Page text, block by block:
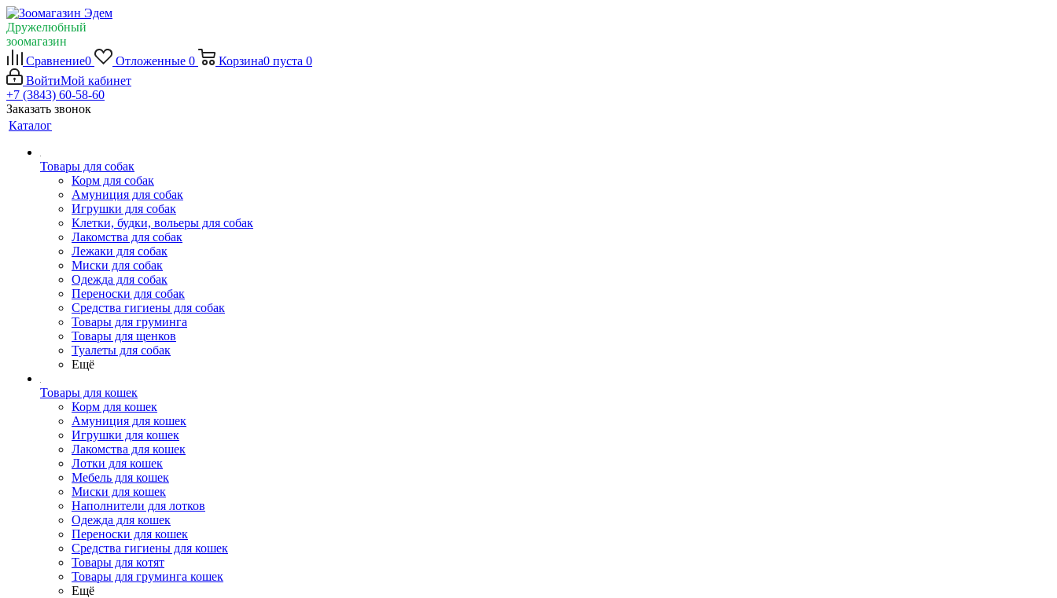
Дружелюбный
зоомагазин
Сравнение0 Отложенные 0 Корзина0 пуста 0
ВойтиМой кабинет
+7 (3843) 60-58-60
Заказать звонок
Каталог
Товары для собак
Корм для собак
Амуниция для собак
Игрушки для собак
Клетки, будки, вольеры для собак
Лакомства для собак
Лежаки для собак
Миски для собак
Одежда для собак
Переноски для собак
Средства гигиены для собак
Товары для груминга
Товары для щенков
Туалеты для собак
Ещё
Товары для кошек
Корм для кошек
Амуниция для кошек
Игрушки для кошек
Лакомства для кошек
Лотки для кошек
Мебель для кошек
Миски для кошек
Наполнители для лотков
Одежда для кошек
Переноски для кошек
Средства гигиены для кошек
Товары для котят
Товары для груминга кошек
Ещё